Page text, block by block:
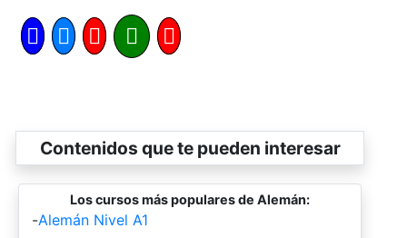
Contenidos que te pueden interesar
Los cursos más populares de Alemán:
-Alemán Nivel A1